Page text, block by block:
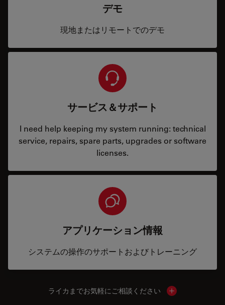
デモ
現地またはリモートでのデモ
サービス＆サポート
I need help keeping my system running: technical
service, repairs, spare parts, upgrades or software
licenses.
アプリケーション情報
システムの操作のサポートおよびトレーニング
ライカまでお気軽にご相談ください Show local